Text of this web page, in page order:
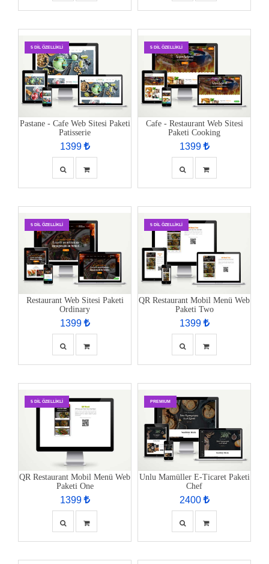
5 DIL ÖZELLIKLI
Pastane - Cafe Web Sitesi Paketi
Patisserie
1399
5 DIL ÖZELLIKLI
Cafe - Restaurant Web Sitesi
Paketi Cooking
1399
5 DIL ÖZELLIKLI
Restaurant Web Sitesi Paketi
Ordinary
1399
5 DIL ÖZELLIKLI
QR Restaurant Mobil Menü Web
Paketi Two
1399
5 DIL ÖZELLIKLI
QR Restaurant Mobil Menü Web
Paketi One
1399
PREMIUM
Unlu Mamüller E-Ticaret Paketi
Chef
2400